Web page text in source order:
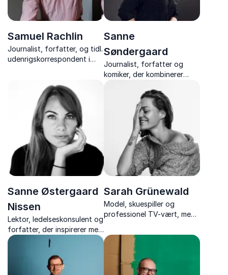
Samuel Rachlin
Journalist, forfatter, og tidl.
udenrigskorrespondent i
fascinerende indblik i politik,
medier og verdenshistorie.
Sanne
Søndergaard
Journalist, forfatter og
komiker, der kombinerer
foredrag om kønsroller,
angst, mobning og
fællesskab.
Sanne Østergaard
Nissen
Lektor, ledelseskonsulent og
forfatter, der inspirerer med
stærke foredrag om trivsel,
perfektionisme og
personligt lederskab – med
varme, indsigt og nærvær.
Sarah Grünewald
Model, skuespiller og
professionel TV-vært, med
smittende godt humør.